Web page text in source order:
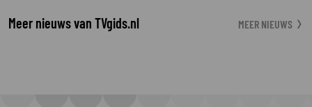
Meer nieuws van TVgids.nl MEER NIEUWS